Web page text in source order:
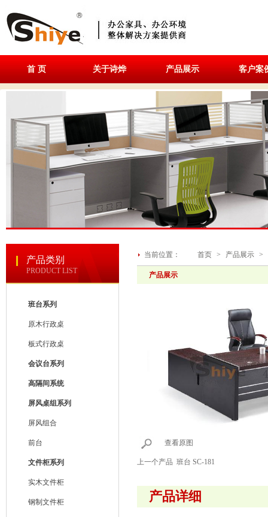
首 页 关于诗烨 产品展示 客户案
产品类别
PRODUCT LIST
班台系列
原木行政桌
板式行政桌
会议台系列
高隔间系统
屏风桌组系列
屏风组合
前台
文件柜系列
实木文件柜
钢制文件柜
当前位置： 首页 > 产品展示 >
产品展示
查看原图
上一个产品 班台 SC-181
产品详细